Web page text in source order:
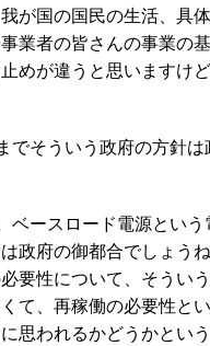
が国の国民の生活、具
業者の皆さんの事業の
めが違うと思いますけど
でそういう政府の方針
ベースロード電源とい
政府の御都合でしょう
要性について、そうい
て、再稼働の必要性と
思われるかどうかとい